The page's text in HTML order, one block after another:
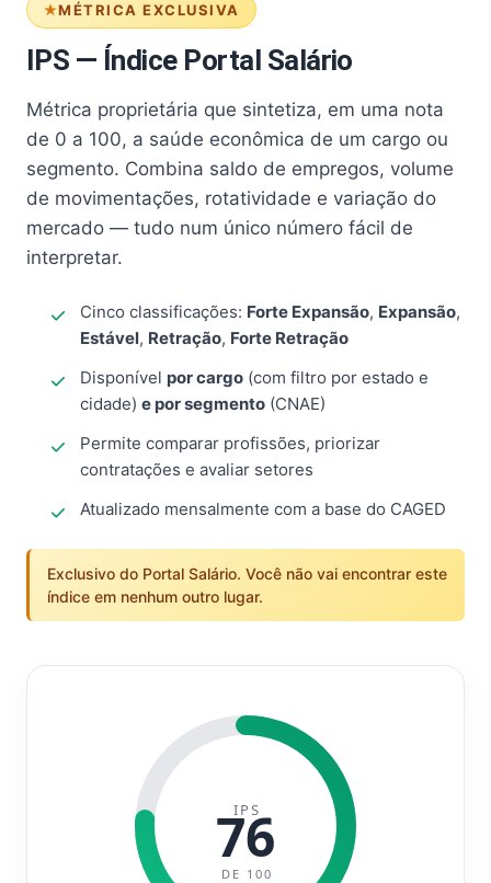
MÉTRICA EXCLUSIVA
IPS — Índice Portal Salário
Métrica proprietária que sintetiza, em uma nota
de 0 a 100, a saúde econômica de um cargo ou
segmento. Combina saldo de empregos, volume
de movimentações, rotatividade e variação do
mercado — tudo num único número fácil de
interpretar.
Cinco classificações: Forte Expansão, Expansão,
Estável, Retração, Forte Retração
Disponível por cargo (com filtro por estado e
cidade) e por segmento (CNAE)
Permite comparar profissões, priorizar
contratações e avaliar setores
Atualizado mensalmente com a base do CAGED
Exclusivo do Portal Salário. Você não vai encontrar este
índice em nenhum outro lugar.
IPS
76
DE 100